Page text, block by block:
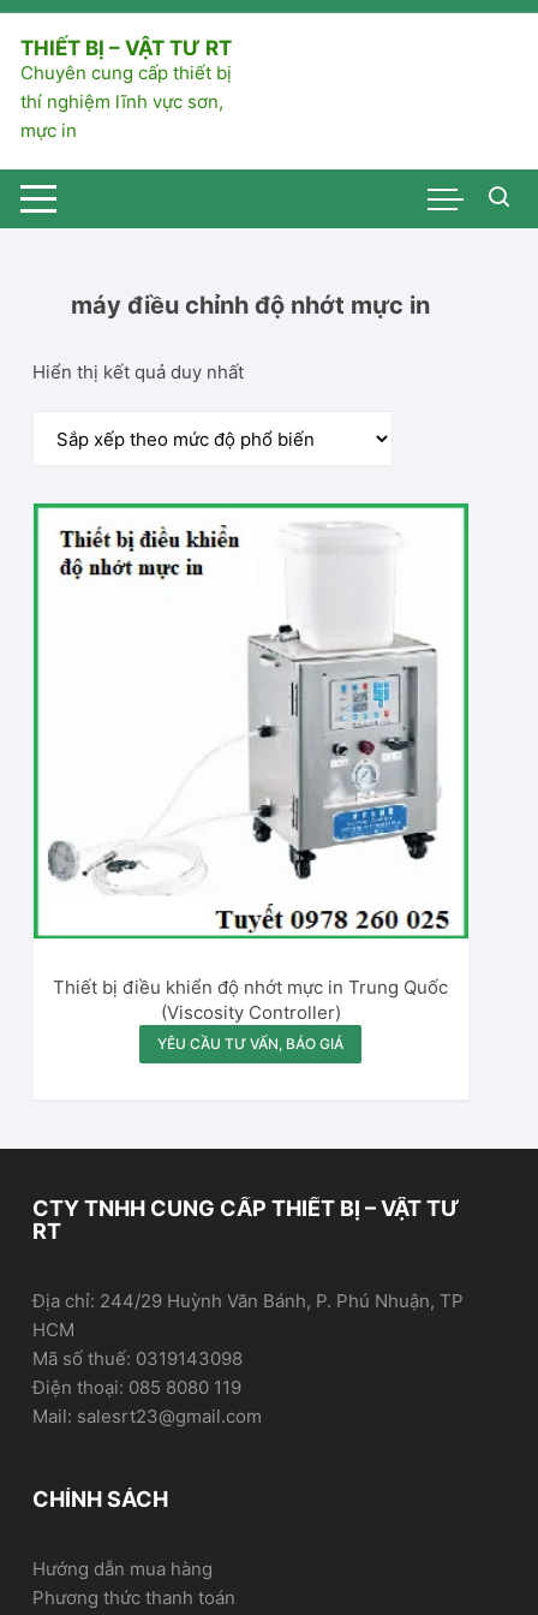
Chuyển
nội
dung
THIẾT BỊ – VẬT TƯ RT
Chuyên cung cấp thiết bị
thí nghiệm lĩnh vực sơn,
mực in
máy điều chỉnh độ nhớt mực in
Hiển thị kết quả duy nhất
Thiết bị điều khiển độ nhớt mực in Trung Quốc
(Viscosity Controller)
YÊU CẦU TƯ VẤN, BÁO GIÁ
CTY TNHH CUNG CẤP THIẾT BỊ – VẬT TƯ
RT
Địa chỉ: 244/29 Huỳnh Văn Bánh, P. Phú Nhuận, TP
HCM
Mã số thuế: 0319143098
Điện thoại: 085 8080 119
Mail: salesrt23@gmail.com
CHÍNH SÁCH
Hướng dẫn mua hàng
Phương thức thanh toán